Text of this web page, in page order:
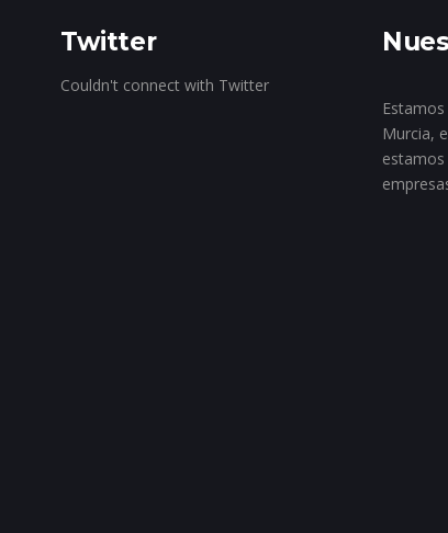
Twitter
Couldn't connect with Twitter
Murcia,
estamos